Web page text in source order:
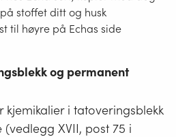
stoffet ditt og husk
til høyre på Echas side
og permanent
kjemikalier i tatoveringsblekk
XVII, post 75 i